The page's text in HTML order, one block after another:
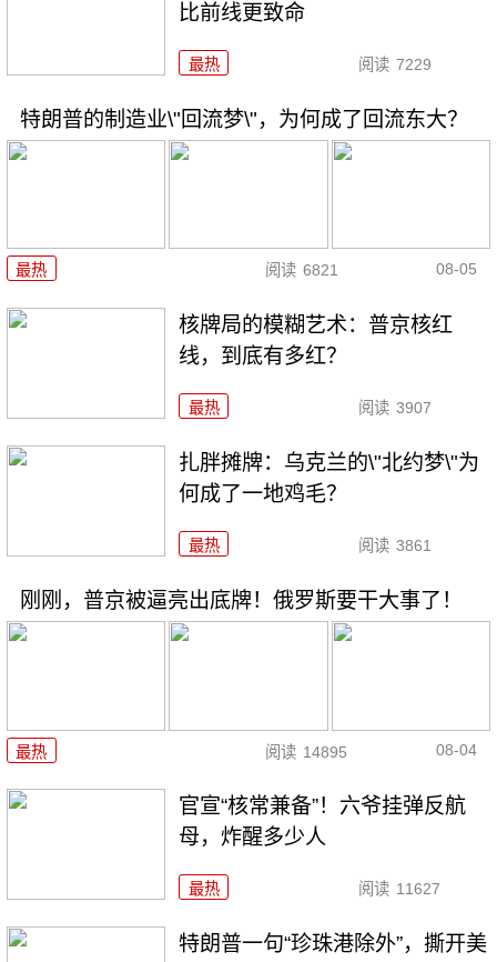
比前线更致命
最热 阅读 7229
特朗普的制造业\"回流梦\"，为何成了回流东大？
最热 阅读 6821 08-05
核牌局的模糊艺术：普京核红
线，到底有多红？
最热 阅读 3907
扎胖摊牌：乌克兰的\"北约梦\"为
何成了一地鸡毛？
最热 阅读 3861
刚刚，普京被逼亮出底牌！俄罗斯要干大事了！
最热 阅读 14895 08-04
官宣“核常兼备”！六爷挂弹反航
母，炸醒多少人
最热 阅读 11627
特朗普一句“珍珠港除外”，撕开美